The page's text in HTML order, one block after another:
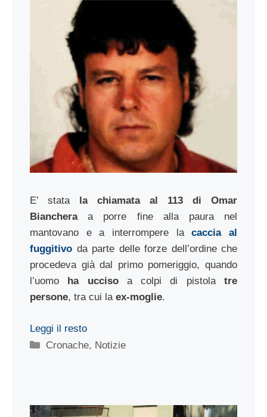
E’ stata
la chiamata al 113 di Omar
Biancheraa porre fine alla paura nel
mantovano e a interrompere lacaccia al
fuggitivo da parte delle forze dell’ordine che
procedeva già dal primo pomeriggio, quando
l’uomo
ha uccisoa colpi di pistolatre
persone, tra cui la ex-moglie.
Leggi il resto
Categorie
Cronache, Notizie